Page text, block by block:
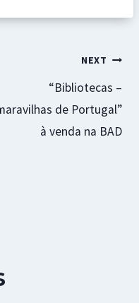
NEXT
“Bibliotecas –
de Portugal”
à venda na BAD